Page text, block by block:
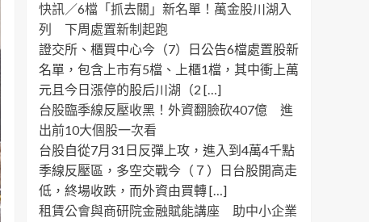
快訊／6檔「抓去關」新名單！萬金股川湖入
列 下周處置新制起跑
證交所、櫃買中心今（7）日公告6檔處置股新
名單，包含上市有5檔、上櫃1檔，其中衝上萬
元且今日漲停的股后川湖（2 […]
台股臨季線反壓收黑！外資翻臉砍407億 進
出前10大個股一次看
台股自從7月31日反彈上攻，進入到4萬4千點
季線反壓區，多空交戰今（７）日台股開高走
低，終場收跌，而外資由買轉 […]
租賃公會與商研院金融賦能講座 助中小企業